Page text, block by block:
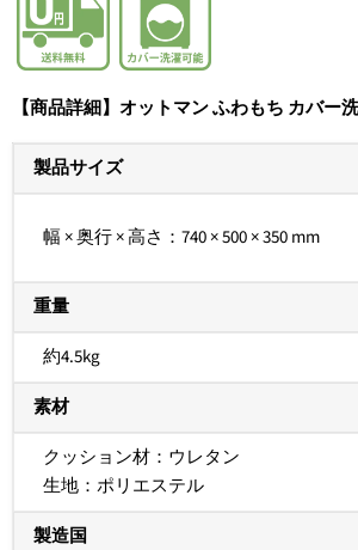
【商品詳細】オットマン ふわもち カバー
製品サイズ
幅 × 奥行 × 高さ：740 × 500 × 350 mm
重量
約4.5kg
素材
クッション材：ウレタン
生地：ポリエステル
製造国